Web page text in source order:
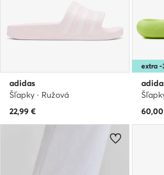
adidas
Šľapky · Ružová
22,99 €
extra -
60,00